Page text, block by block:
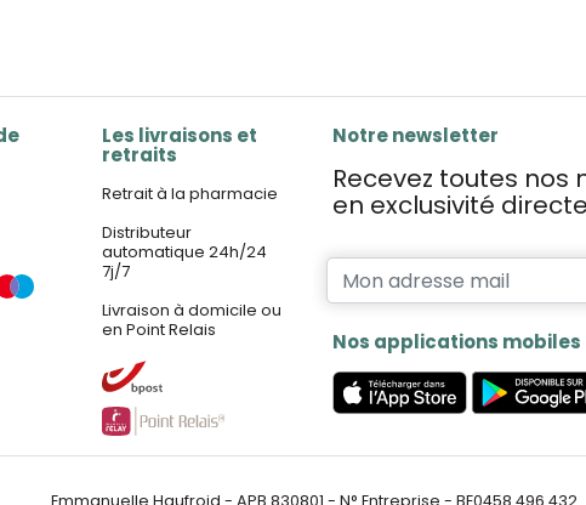
Les livraisons et
retraits
Retrait à la pharmacie
Distributeur
automatique 24h/24
7j/7
Livraison à domicile ou
en Point Relais
Notre newsletter
Recevez toutes
en exclusivité
Nos applications mobiles
Emmanuelle Haufroid - APB 830801 - N° Entreprise - BE0458.496.432